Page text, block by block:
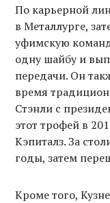
По карьерной
в Металлурге,
уфимскую
одну шайбу и
передачи. Он
время
Стэнли с
этот трофей в
Кэпиталз. За
годы, затем
Кроме того,